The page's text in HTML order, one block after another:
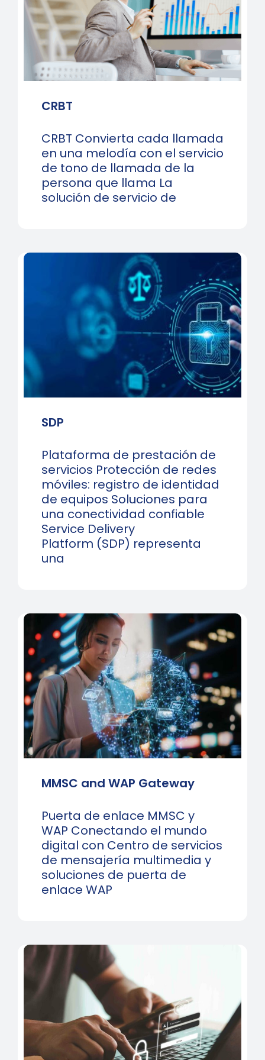
CRBT
CRBT Convierta cada llamada
en una melodía con el servicio
de tono de llamada de la
persona que llama La
solución de servicio de
SDP
Plataforma de prestación de
servicios Protección de redes
móviles: registro de identidad
de equipos Soluciones para
una conectividad confiable
Service Delivery
Platform (SDP) representa
una
MMSC and WAP Gateway
Puerta de enlace MMSC y
WAP Conectando el mundo
digital con Centro de servicios
de mensajería multimedia y
soluciones de puerta de
enlace WAP